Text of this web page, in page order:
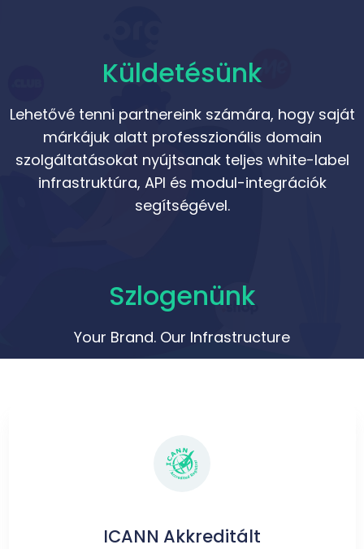
Küldetésünk
Lehetővé tenni partnereink számára, hogy saját
márkájuk alatt professzionális domain
szolgáltatásokat nyújtsanak teljes white-label
infrastruktúra, API és modul-integrációk
segítségével.
Szlogenünk
Your Brand. Our Infrastructure
ICANN Akkreditált